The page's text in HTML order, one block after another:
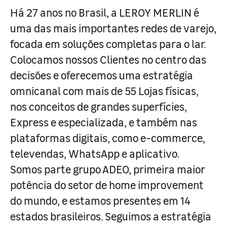
Há 27 anos no Brasil, a LEROY MERLIN é
uma das mais importantes redes de varejo,
focada em soluções completas para o lar.
Colocamos nossos Clientes no centro das
decisões e oferecemos uma estratégia
omnicanal com mais de 55 Lojas físicas,
nos conceitos de grandes superfícies,
Express e especializada, e também nas
plataformas digitais, como e-commerce,
televendas, WhatsApp e aplicativo.
Somos parte grupo ADEO, primeira maior
potência do setor de home improvement
do mundo, e estamos presentes em 14
estados brasileiros. Seguimos a estratégia